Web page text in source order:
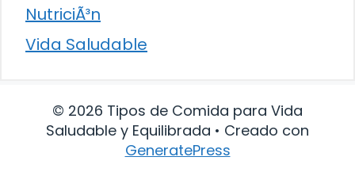
NutriciÃ³n
Vida Saludable
© 2026 Tipos de Comida para Vida
Saludable y Equilibrada • Creado con
GeneratePress